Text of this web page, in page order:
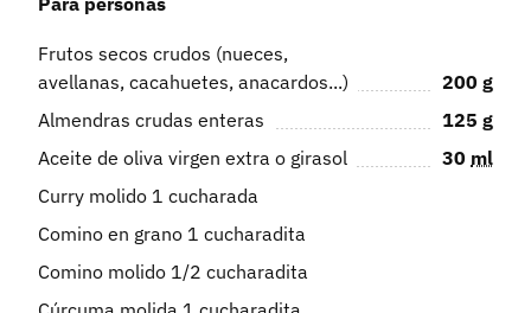
Frutos secos crudos (nueces,
avellanas, cacahuetes, anacardos...)
200 g
Almendras crudas enteras
125 g
Aceite de oliva virgen extra o girasol
30 ml
Curry molido 1 cucharada
Comino en grano 1 cucharadita
Comino molido 1/2 cucharadita